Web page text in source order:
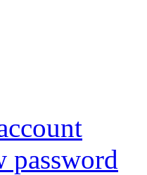
password